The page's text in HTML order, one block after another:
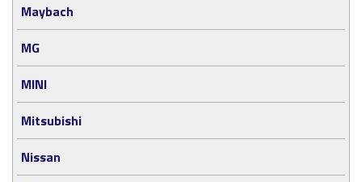
Maybach
MG
MINI
Mitsubishi
Nissan